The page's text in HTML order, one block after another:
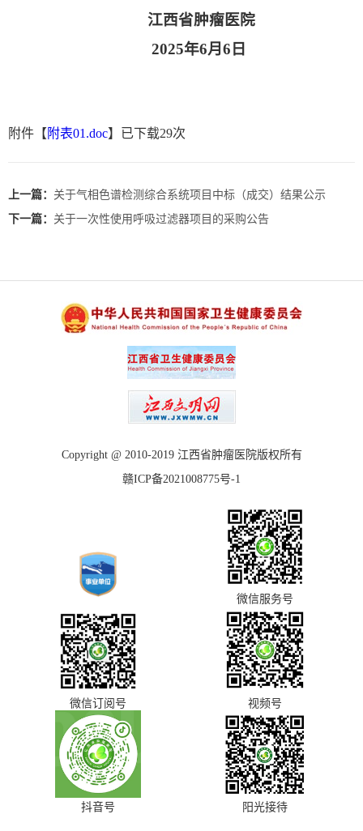
江西省肿瘤医院
2025年6月6 日
附件【 附表01.doc】已下载29次
上一篇： 关于气相色谱检测综合系统项目中标（成交）结果公示
下一篇： 关于一次性使用呼吸过滤器项目的采购公告
Copyright @ 2010-2019 江西省肿瘤医院版权所有
赣ICP备2021008775号-1
微信服务号
微信订阅号 视频号
抖音号 阳光接待